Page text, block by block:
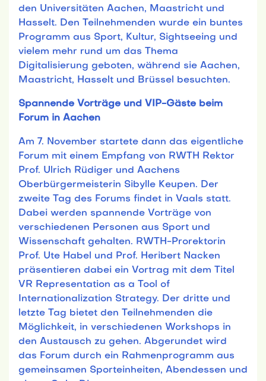
den Universitäten Aachen, Maastricht und
Hasselt. Den Teilnehmenden wurde ein buntes
Programm aus Sport, Kultur, Sightseeing und
vielem mehr rund um das Thema
Digitalisierung geboten, während sie Aachen,
Maastricht, Hasselt und Brüssel besuchten.
Spannende Vorträge und VIP-Gäste beim
Forum in Aachen
Am 7. November startete dann das eigentliche
Forum mit einem Empfang von RWTH Rektor
Prof. Ulrich Rüdiger und Aachens
Oberbürgermeisterin Sibylle Keupen. Der
zweite Tag des Forums findet in Vaals statt.
Dabei werden spannende Vorträge von
verschiedenen Personen aus Sport und
Wissenschaft gehalten. RWTH-Prorektorin
Prof. Ute Habel und Prof. Heribert Nacken
präsentieren dabei ein Vortrag mit dem Titel
VR Representation as a Tool of
Internationalization Strategy. Der dritte und
letzte Tag bietet den Teilnehmenden die
Möglichkeit, in verschiedenen Workshops in
den Austausch zu gehen. Abgerundet wird
das Forum durch ein Rahmenprogramm aus
gemeinsamen Sporteinheiten, Abendessen und